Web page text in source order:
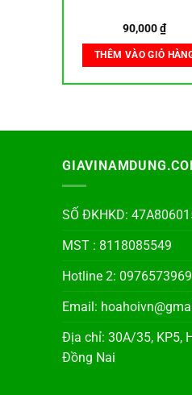
90,000₫
THÊM VÀO GIỎ
SỐ ĐKHKD:
MST : 8118085549
Hotline 2: 0976573969
Email:
Địa chỉ: 30A/35, KP5,
Đồng Nai